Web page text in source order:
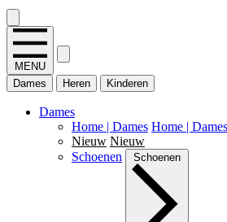
MENU
Dames
Heren Kinderen
Dames
Home | Dames Home | Dames
Nieuw Nieuw
Schoenen
Schoenen